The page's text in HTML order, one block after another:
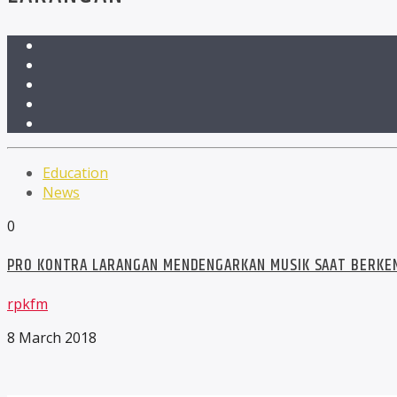
Education
News
0
PRO KONTRA LARANGAN MENDENGARKAN MUSIK SAAT
rpkfm
8 March 2018